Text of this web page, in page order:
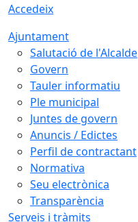
Accedeix
Ajuntament
Salutació de l'Alcalde
Govern
Tauler informatiu
Ple municipal
Juntes de govern
Anuncis / Edictes
Perfil de contractant
Normativa
Seu electrònica
Transparència
Serveis i tràmits